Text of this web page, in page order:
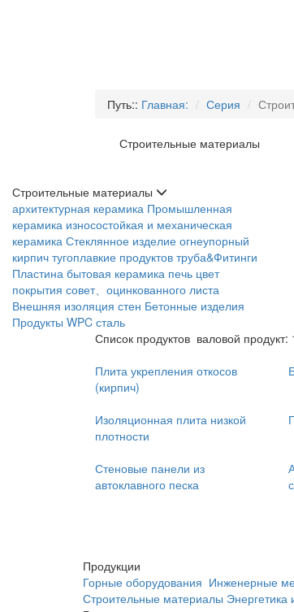
Путь:: Главная: Серия
Строительные материалы
Строительные материалы
архитектурная керамика Промышленная
керамика износостойкая и механическая
керамика Стеклянное изделие огнеупорный
кирпич тугоплавкие продуктов труба&Фитинги
Пластина бытовая керамика печь цвет
покрытия совет、оцинкованного листа
Внешняя изоляция стен Бетонные изделия
Продукты WPC сталь
Список продуктов валовой продукт:
Плита укрепления откосов
(кирпич)
Изоляционная плита низкой
плотности
Стеновые панели из
автоклавного песка
Продукции
Горные оборудования Инженерные
Строительные материалы Энергетика